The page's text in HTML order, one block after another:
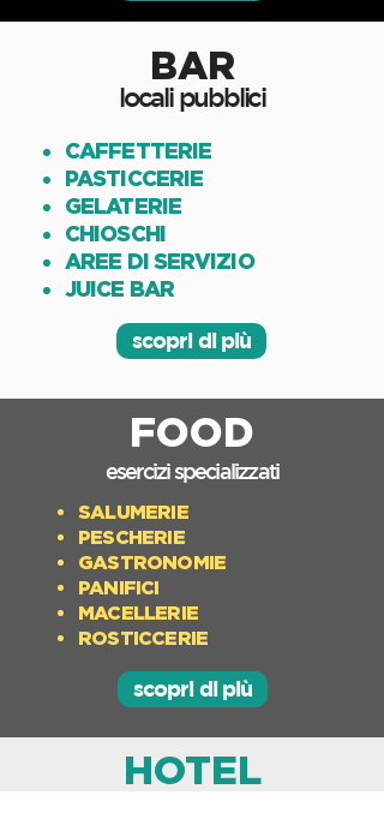
BAR
locali pubblici
CAFFETTERIE
PASTICCERIE
GELATERIE
CHIOSCHI
AREE DI SERVIZIO
JUICE BAR
scopri di più
FOOD
esercizi specializzati
SALUMERIE
PESCHERIE
GASTRONOMIE
PANIFICI
MACELLERIE
ROSTICCERIE
scopri di più
HOTEL